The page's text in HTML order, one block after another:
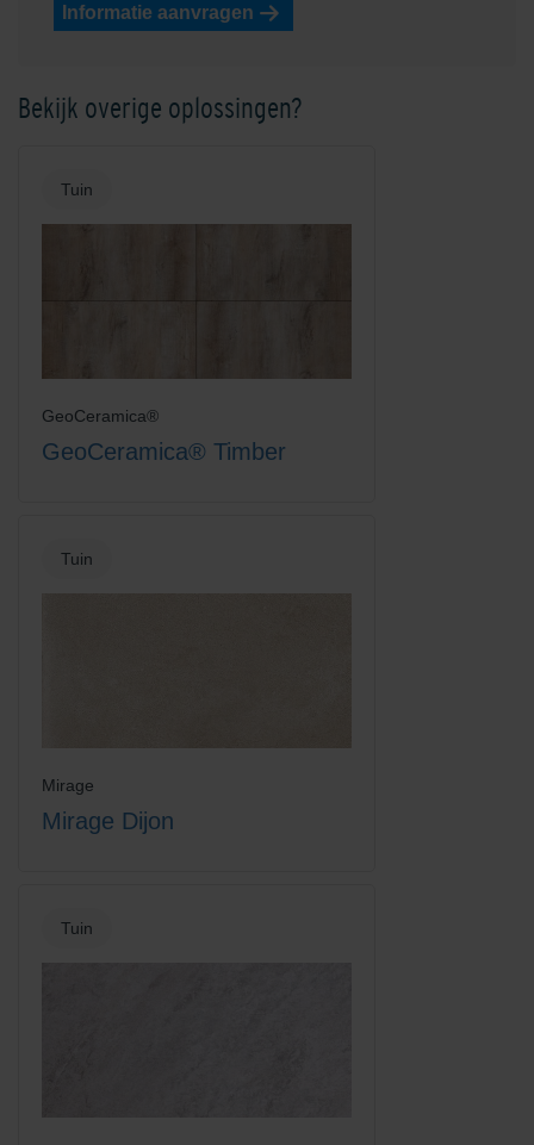
Informatie aanvragen
Bekijk overige oplossingen?
Tuin
GeoCeramica®
GeoCeramica® Timber
Tuin
Mirage
Mirage Dijon
Tuin